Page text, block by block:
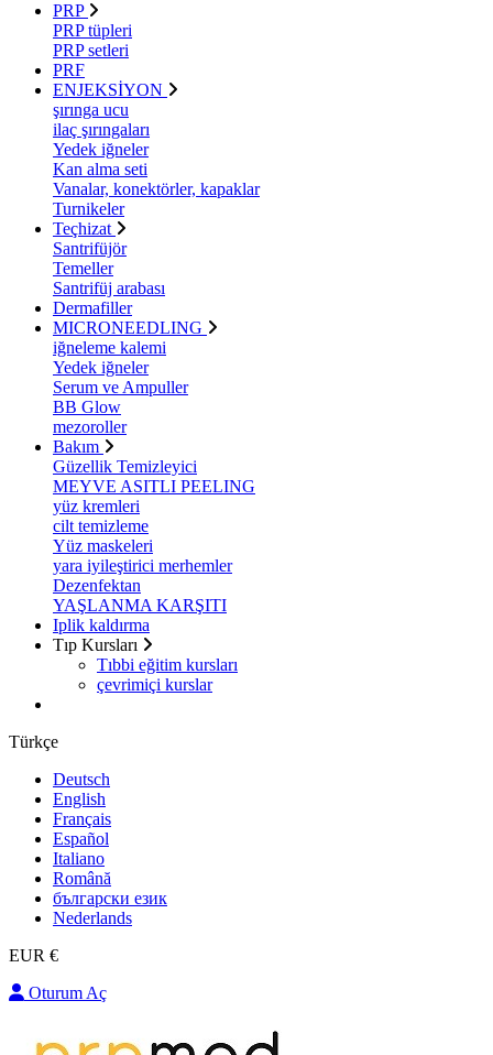
PRP
PRP tüpleri
PRP setleri
PRF
ENJEKSİYON
şırınga ucu
ilaç şırıngaları
Yedek iğneler
Kan alma seti
Vanalar, konektörler, kapaklar
Turnikeler
Teçhizat
Santrifüjör
Temeller
Santrifüj arabası
Dermafiller
MICRONEEDLING
iğneleme kalemi
Yedek iğneler
Serum ve Ampuller
BB Glow
mezoroller
Bakım
Güzellik Temizleyici
MEYVE ASITLI PEELING
yüz kremleri
cilt temizleme
Yüz maskeleri
yara iyileştirici merhemler
Dezenfektan
YAŞLANMA KARŞITI
Iplik kaldırma
Tıp Kursları
Tıbbi eğitim kursları
çevrimiçi kurslar
Türkçe
Deutsch
English
Français
Español
Italiano
Română
български език
Nederlands
EUR €
Oturum Aç